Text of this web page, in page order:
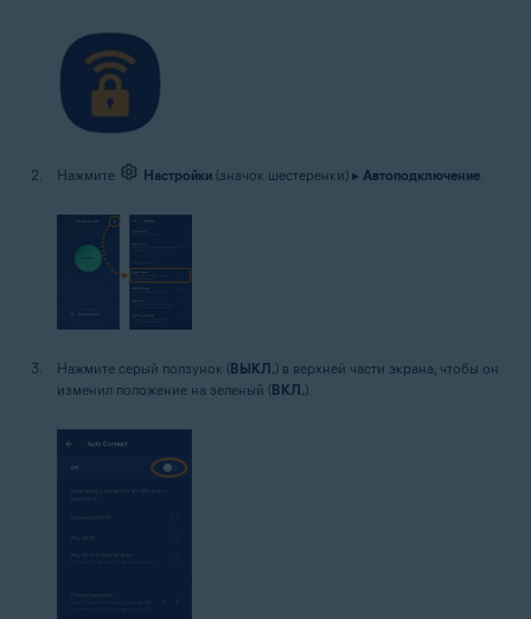
Нажмите Настройки (значок шестеренки) ▸ Автоподключение.
Нажмите серый ползунок (ВЫКЛ.) в верхней части экрана, чтобы он
изменил положение на зеленый (ВКЛ.).